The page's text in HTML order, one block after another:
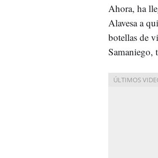
Ahora, ha
Alavesa a
botellas de
Samaniego,